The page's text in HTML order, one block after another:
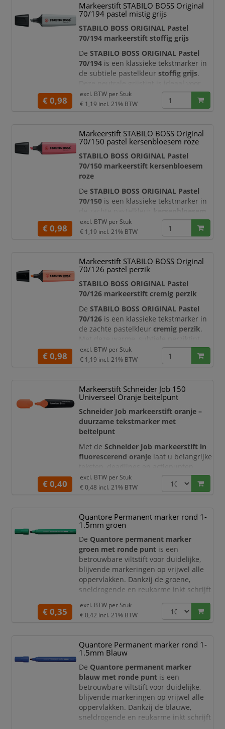
informatie overzichtelijk te ordenen in
documenten, studieboeken, agenda’s
en rapporten.
De transparante inkt accentueert de
teks
Markeerstift STABILO BOSS Original
70/194 pastel mistig grijs
STABILO BOSS ORIGINAL Pastel
70/194 markeerstift stoffig grijs
DeSTABILO BOSS ORIGINAL Pastel
70/194 is een klassieke tekstmarker in
de subtiele pastelkleurstoffig grijs.
Deze neutrale grijstint is ideaal voor
het markeren van aanvullende
informatie, opmerkingen en minder
De transparante pastelinkt laat de
onderliggende tekst goed leesbaar.
Hierdoor gebruikt u de markee
€ 0,98
excl. BTW per Stuk
€ 1,19 incl. 21% BTW
Markeerstift STABILO BOSS Original
70/150 pastel kersenbloesem roze
STABILO BOSS ORIGINAL Pastel
70/150 markeerstift kersenbloesem
roze
DeSTABILO BOSS ORIGINAL Pastel
70/150 is een klassieke tekstmarker in
kersenbloesem
roze . Met deze frisse, subtiele rozetint
accentueert u belangrijke informatie
ideaal voor studieboeken, rapporten,
agenda’s, planners, samenvattingen en
creatieve projecten.
De transparante pastelinkt laat
€ 0,98
excl. BTW per Stuk
€ 1,19 incl. 21% BTW
Markeerstift STABILO BOSS Original
70/126 pastel perzik
STABILO BOSS ORIGINAL Pastel
70/126 markeerstift cremig perzik
DeSTABILO BOSS ORIGINAL Pastel
70/126 is een klassieke tekstmarker in
de zachte pastelkleur cremig perzik.
Met deze warme, subtiele perziktint
accentueert u belangrijke informatie
zonder dat de markering fel of
agenda’s, planners, samenvattingen en
creatieve projecten.
De transparante pastelinkt laat de
onder
€ 0,98
excl. BTW per Stuk
€ 1,19 incl. 21% BTW
Markeerstift Schneider Job 150
Universeel Oranje beitelpunt
Schneider Job markeerstift oranje –
duurzame tekstmarker met
beitelpunt
Met deSchneider Job markeerstift in
fluorescerend oranje laat u belangrijke
duidelijk opvallen. De heldere
markeerinkt zorgt voor opvallende
blijft. Deze tekstmarker is geschikt voor
dagelijks gebruik op kantoor, op school,
tijdens een studie en thuis.
De markeerstift heeft ee
€ 0,40
excl. BTW per Stuk
€ 0,48 incl. 21% BTW
Quantore Permanent marker rond 1-
1.5mm groen
De Quantore permanent marker
groen met ronde punt is een
betrouwbare viltstift voor duidelijke,
blijvende markeringen op vrijwel alle
oppervlakken. Dankzij de groene,
sneldrogende en reukarme inkt schrijft
materialen zoals papier, karton, plastic,
metaal en glas. De marker is wrijfvast,
inktreservoir voor een lange
levensduur.
Permanent markeren op vrijwel alle
oppervlakken
D
€ 0,35
excl. BTW per Stuk
€ 0,42 incl. 21% BTW
Quantore Permanent marker rond 1-
1.5mm Blauw
De Quantore permanent marker
blauw met ronde punt is een
betrouwbare viltstift voor duidelijke,
blijvende markeringen op vrijwel alle
oppervlakken. Dankzij de blauwe,
sneldrogende en reukarme inkt schrijft